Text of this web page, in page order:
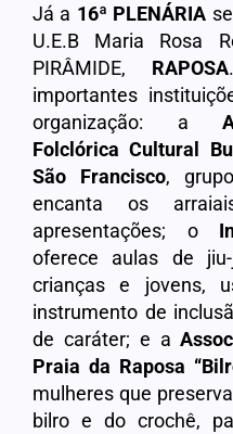
Já a 16ª PLENÁRIA
U.E.B Maria Rosa
PIRÂMIDE, RAPOSA
importantes
organização: a
Folclórica Cultural
São Francisco,
encanta os
apresentações; o
oferece aulas de
crianças e jovens,
instrumento de
de caráter; e a
Praia da Raposa
mulheres que
bilro e do crochê,